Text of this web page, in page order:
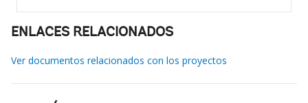
ENLACES RELACIONADOS
Ver documentos relacionados con los proyectos